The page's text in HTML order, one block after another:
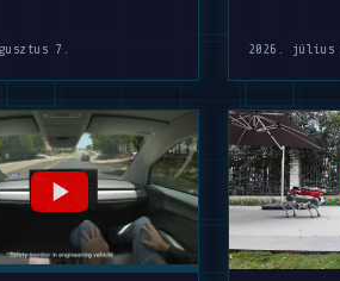
7. 2026. július